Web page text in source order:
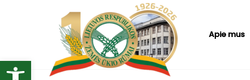
Open toolbar
Apie mus